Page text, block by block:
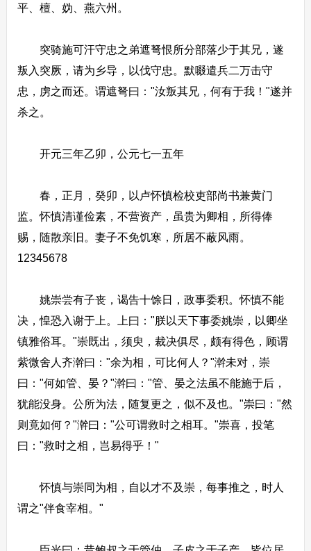
平、檀、妫、燕六州。
突骑施可汗守忠之弟遮弩恨所分部落少于其兄，遂
叛入突厥，请为乡导，以伐守忠。默啜遣兵二万击守
忠，虏之而还。谓遮弩曰："汝叛其兄，何有于我！"遂并
杀之。
开元三年乙卯，公元七一五年
春，正月，癸卯，以卢怀慎检校吏部尚书兼黄门
监。怀慎清谨俭素，不营资产，虽贵为卿相，所得俸
赐，随散亲旧。妻子不免饥寒，所居不蔽风雨。
12345678
姚崇尝有子丧，谒告十馀日，政事委积。怀慎不能
决，惶恐入谢于上。上曰："朕以天下事委姚崇，以卿坐
镇雅俗耳。"崇既出，须臾，裁决俱尽，颇有得色，顾谓
紫微舍人齐澣曰："余为相，可比何人？"澣未对，崇
曰："何如管、晏？"澣曰："管、晏之法虽不能施于后，
犹能没身。公所为法，随复更之，似不及也。"崇曰："然
则竟如何？"澣曰："公可谓救时之相耳。"崇喜，投笔
曰："救时之相，岂易得乎！"
怀慎与崇同为相，自以才不及崇，每事推之，时人
谓之"伴食宰相。"